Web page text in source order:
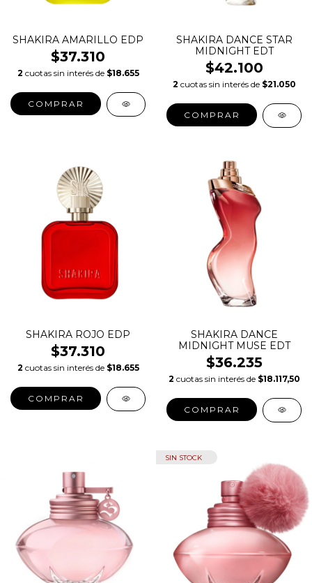
SHAKIRA AMARILLO EDP
$37.310
2 cuotas sin interés de $18.655
COMPRAR
SHAKIRA DANCE STAR
MIDNIGHT EDT
$42.100
2 cuotas sin interés de $21.050
COMPRAR
SHAKIRA ROJO EDP
$37.310
2 cuotas sin interés de $18.655
COMPRAR
SHAKIRA DANCE
MIDNIGHT MUSE EDT
$36.235
2 cuotas sin interés de $18.117,50
COMPRAR
SIN STOCK